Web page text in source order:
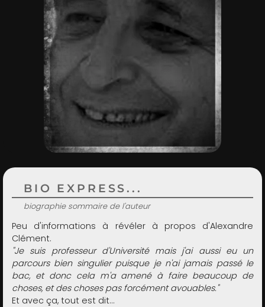
RECHERCHE
LIENS & FESTIVALS
UN POLAR AU HASARD
BIO EXPRESS...
biographie sommaire de l'auteur
Peu d'informations à révéler à propos d'Alexandre
Clément.
"Je suis professeur d'Université mais j'ai aussi eu un
parcours bien singulier puisque je n'ai jamais passé le
bac, et donc cela m'a amené à faire beaucoup de
choses, et des choses pas forcément avouables."
Et avec ça, tout est dit...